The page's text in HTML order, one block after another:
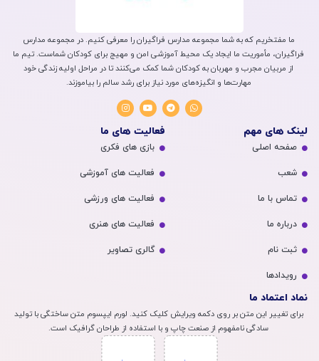
ما مفتخریم که به شما مجموعه مدارس فراگیران را معرفی کنیم. در مجموعه مدارس
فراگیران، مأموریت ما ایجاد یک محیط آموزشی امن و مهیج برای کودکان شماست. تیم ما
از مربیان مجرب و مهربان به کودکان شما کمک می‌کنند تا در مراحل اولیه زندگی خود
مهارت‌ها و انگیزه‌های مورد نیاز برای رشد سالم را بیاموزند.
لینک های مهم
صفحه اصلی
شعب
تماس با ما
درباره ما
ثبت نام
رویداد‌ها
فعالیت های ما
بازی های فکری
فعالیت های آموزشی
فعالیت های ورزشی
فعالیت های هنری
گالری تصاویر
نماد اعتماد ما
برای تغییر این متن بر روی دکمه ویرایش کلیک کنید. لورم ایپسوم متن ساختگی با تولید
سادگی نامفهوم از صنعت چاپ و با استفاده از طراحان گرافیک است.